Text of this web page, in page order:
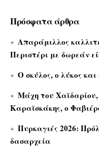
Πρόσφατα άρθρα
Απαράμιλλος
Περιστέρι με δωρεάν
Ο σκύλος, ο λύκος
Μάχη του
Καραϊσκάκης, ο
Πυρκαγιές 2026:
δασαρχεία